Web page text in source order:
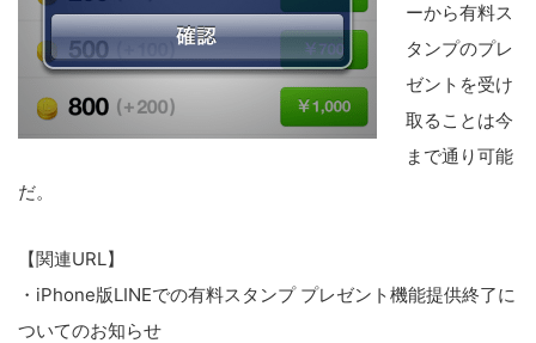
ーから有料ス
タンプのプレ
ゼントを受け
取ることは今
まで通り可能
だ。
【関連URL】
・iPhone版LINEでの有料スタンプ プレゼント機能提供終了に
ついてのお知らせ